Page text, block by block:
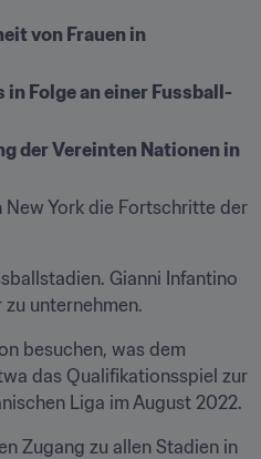
von Frauen in
Folge an einer Fussball-
der Vereinten Nationen in
New York die Fortschritte der
Gianni Infantino
unternehmen.
besuchen, was dem
das Qualifikationsspiel zur
Liga im August 2022.
Zugang zu allen Stadien in